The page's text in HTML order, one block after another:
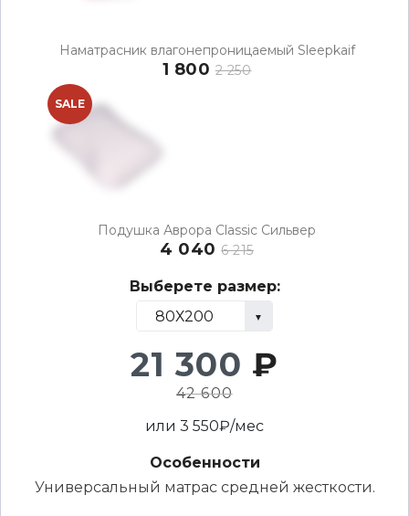
Наматрасник влагонепроницаемый Sleepkaif
1 800 2 250
SALE
Подушка Аврора Classic Сильвер
4 0406 215
Выберете размер:
21 300 ₽
42 600
или 3 550₽/мес
Особенности
Универсальный матрас средней жесткости.